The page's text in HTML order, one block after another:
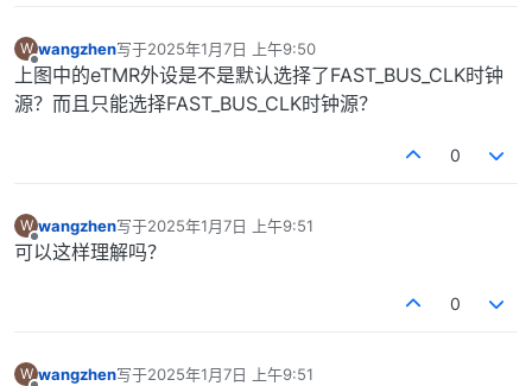
W
离线
wangzhen写于2025年1月7日 上午9:50
最后由 编辑
上图中的eTMR外设是不是默认选择了FAST_BUS_CLK时钟
源？而且只能选择FAST_BUS_CLK时钟源？
0
W
离线
wangzhen写于2025年1月7日 上午9:51
最后由 编辑
可以这样理解吗？
0
W wangzhen写于2025年1月7日 上午9:51